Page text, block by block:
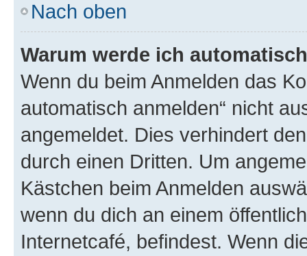
Nach oben
Warum werde ich
Wenn du beim Anmelden das
automatisch anmelden“ nicht
angemeldet. Dies verhindert
durch einen Dritten. Um
Kästchen beim Anmelden
wenn du dich an einem
Internetcafé, befindest. Wenn